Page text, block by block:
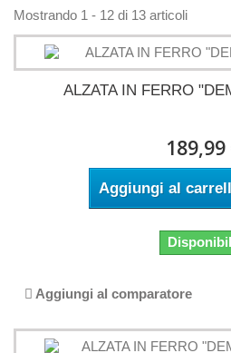
Mostrando 1 - 12 di 13 articoli
ALZATA IN FERRO
189,99
Aggiungi al
Aggiungi al comparatore